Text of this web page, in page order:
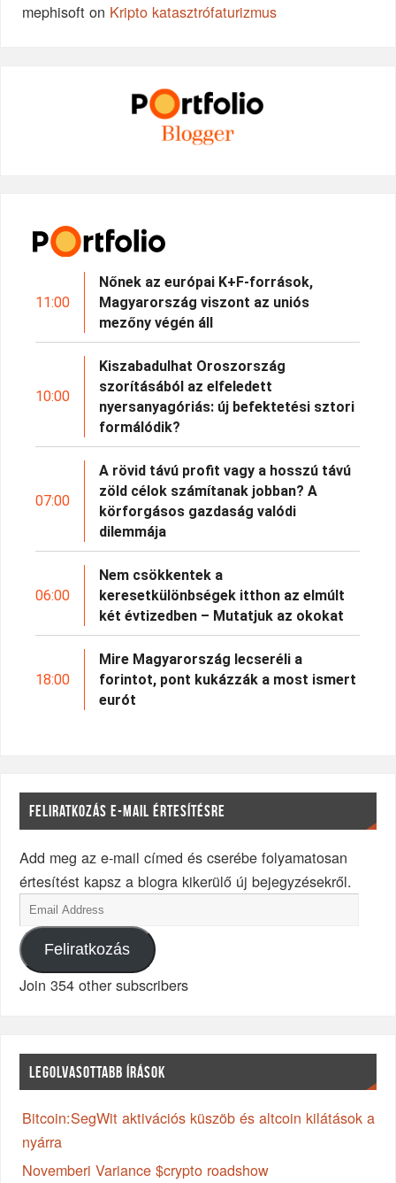
mephisoft on Kripto katasztrófaturizmus
11:00
Nőnek az európai K+F-források,
Magyarország viszont az uniós
mezőny végén áll
10:00
Kiszabadulhat Oroszország
szorításából az elfeledett
nyersanyagóriás: új befektetési sztori
formálódik?
07:00
A rövid távú profit vagy a hosszú távú
zöld célok számítanak jobban? A
körforgásos gazdaság valódi
dilemmája
06:00
Nem csökkentek a
keresetkülönbségek itthon az elmúlt
két évtizedben – Mutatjuk az okokat
18:00
Mire Magyarország lecseréli a
forintot, pont kukázzák a most ismert
eurót
FELIRATKOZÁS E-MAIL ÉRTESÍTÉSRE
Add meg az e-mail címed és cserébe folyamatosan
értesítést kapsz a blogra kikerülő új bejegyzésekről.
Feliratkozás
Join 354 other subscribers
LEGOLVASOTTABB ÍRÁSOK
Bitcoin:SegWit aktivációs küszöb és altcoin kilátások a
nyárra
Novemberi Variance $crypto roadshow